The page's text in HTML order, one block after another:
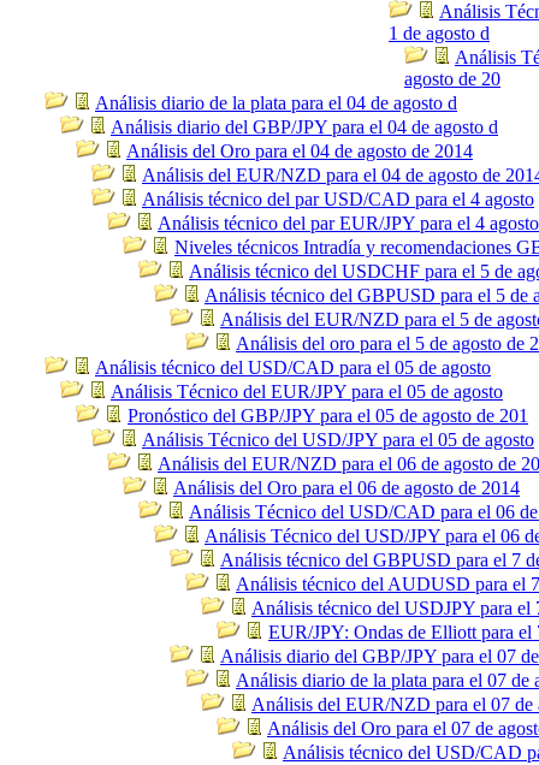
Análisis
1 de agosto d
Análisis
agosto de 20
Análisis diario de la plata para el 04 de agosto d
Análisis diario del GBP/JPY para el 04 de agosto d
Análisis del Oro para el 04 de agosto de 2014
Análisis del EUR/NZD para el 04 de agosto de
Análisis técnico del par USD/CAD para el 4 agosto
Análisis técnico del par EUR/JPY para el 4 agosto
Niveles técnicos Intradía y recomendaciones
Análisis técnico del USDCHF para el 5 de
Análisis técnico del GBPUSD para el 5 de
Análisis del EUR/NZD para el 5 de
Análisis del oro para el 5 de agosto de
Análisis técnico del USD/CAD para el 05 de agosto
Análisis Técnico del EUR/JPY para el 05 de agosto
Pronóstico del GBP/JPY para el 05 de agosto de 201
Análisis Técnico del USD/JPY para el 05 de agosto
Análisis del EUR/NZD para el 06 de agosto de
Análisis del Oro para el 06 de agosto de 2014
Análisis Técnico del USD/CAD para el 06 de
Análisis Técnico del USD/JPY para el 06
Análisis técnico del GBPUSD para el 7
Análisis técnico del AUDUSD para el
Análisis técnico del USDJPY para el
EUR/JPY: Ondas de Elliott para el
Análisis diario del GBP/JPY para el 07
Análisis diario de la plata para el 07 de
Análisis del EUR/NZD para el 07 de
Análisis del Oro para el 07 de
Análisis técnico del USD/CAD